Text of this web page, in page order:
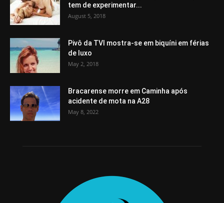
tem de experimentar...
August 5, 2018
Pivô da TVI mostra-se em biquíni em férias
de luxo
May 2, 2018
Bracarense morre em Caminha após
acidente de mota na A28
May 8, 2022